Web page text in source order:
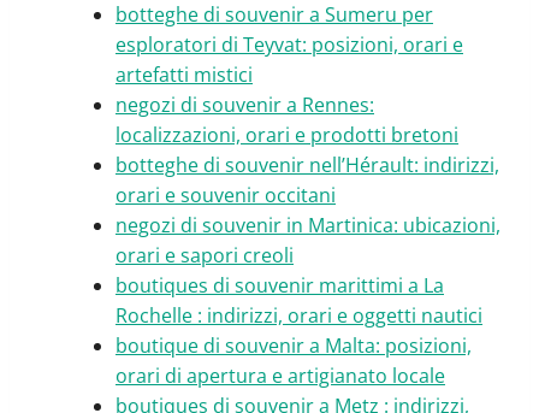
botteghe di souvenir a Sumeru per
esploratori di Teyvat: posizioni, orari e
artefatti mistici
negozi di souvenir a Rennes:
localizzazioni, orari e prodotti bretoni
botteghe di souvenir nell’Hérault: indirizzi,
orari e souvenir occitani
negozi di souvenir in Martinica: ubicazioni,
orari e sapori creoli
boutiques di souvenir marittimi a La
Rochelle : indirizzi, orari e oggetti nautici
boutique di souvenir a Malta: posizioni,
orari di apertura e artigianato locale
boutiques di souvenir a Metz : indirizzi,